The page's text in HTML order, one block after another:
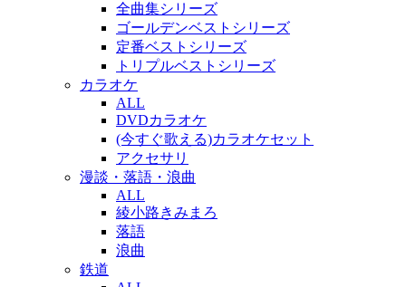
全曲集シリーズ
ゴールデンベストシリーズ
定番ベストシリーズ
トリプルベストシリーズ
カラオケ
ALL
DVDカラオケ
(今すぐ歌える)カラオケセット
アクセサリ
漫談・落語・浪曲
ALL
綾小路きみまろ
落語
浪曲
鉄道